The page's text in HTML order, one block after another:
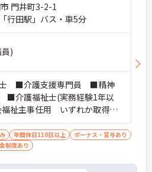
門井町3-2-1
行田駅」バス・車5分
)
■介護支援専門員 ■精神
■介護福祉士(実務経験1年以
祉主事任用 いずれか取得さ
■普通自動車免許をお持ちの
大臣が定める科目を3科目以上
ことが成績証明書の提示にて
年間休日110日以上
ボーナス・賞与あり
制度あり